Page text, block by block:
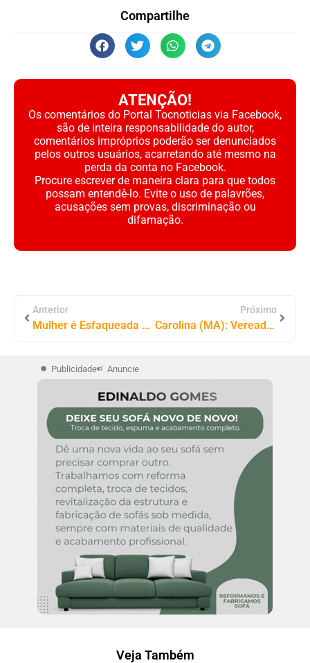
Compartilhe
ATENÇÃO!
Os comentários do Portal Tocnoticias via Facebook,
são de inteira responsabilidade do autor,
comentários impróprios poderão ser denunciados
pelos outros usuários, acarretando até mesmo na
perda da conta no Facebook.
Procure escrever de maneira clara para que todos
possam entendê-lo. Evite o uso de palavrões,
acusações sem provas, discriminação ou
difamação.
Anterior
Mulher é Esfaqueada Durante Briga Em Boate De Gurupi, No Sul Do Tocantins
Próximo
Carolina (MA): Vereador Rubens Araújo Entra com Ação Popular Contra Municípios de Estreito (MA) e Tocantinópolis (TO)
Publicidade Anuncie
Veja Também